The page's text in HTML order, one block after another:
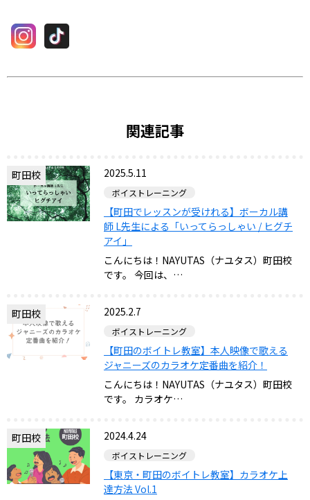
関連記事
町田校 2025.5.11
ボイストレーニング
【町田でレッスンが受けれる】ボーカル講
師 L先生による「いってらっしゃい / ヒグチ
アイ」
こんにちは！NAYUTAS（ナユタス）町田校
です。 今回は、…
町田校 2025.2.7
ボイストレーニング
【町田のボイトレ教室】本人映像で歌える
ジャニーズのカラオケ定番曲を紹介！
こんにちは！NAYUTAS（ナユタス）町田校
です。 カラオケ…
町田校 2024.4.24
ボイストレーニング
【東京・町田のボイトレ教室】カラオケ上
達方法 Vol.1